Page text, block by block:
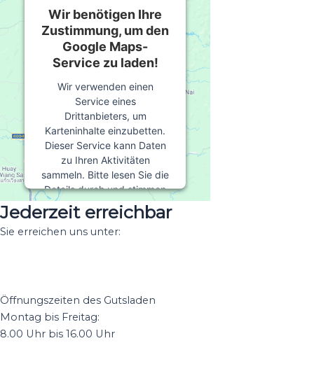
Wir benötigen Ihre
Zustimmung, um den
Google Maps-
Service zu laden!
Wir verwenden einen
Service eines
Drittanbieters, um
Karteninhalte einzubetten.
Dieser Service kann Daten
zu Ihren Aktivitäten
sammeln. Bitte lesen Sie die
Details durch und stimmen
Sie der Nutzung des
Service zu, um diese Karte
anzuzeigen.
Akzeptieren
powered byUsercentrics
Jederzeit erreichbar
Sie erreichen uns unter:
Öffnungszeiten des Gutsladen
Montag bis Freitag:
8.00 Uhr bis 16.00 Uhr